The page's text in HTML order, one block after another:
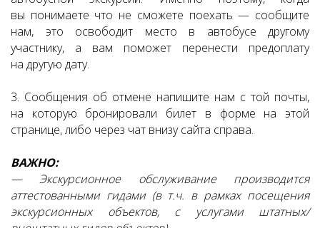
вы понимаете что не сможете поехать — сообщите
нам, это освободит место в автобусе другому
участнику, а вам поможет перенести предоплату
на другую дату.
3. Сообщения об отмене напишите нам с той почты,
на которую бронировали билет в форме на этой
странице, либо через чат внизу сайта справа.
ВАЖНО:
— Экскурсионное обслуживание производится
аттестованными гидами (в т.ч. в рамках посещения
экскурсионных объектов, с услугами штатных/